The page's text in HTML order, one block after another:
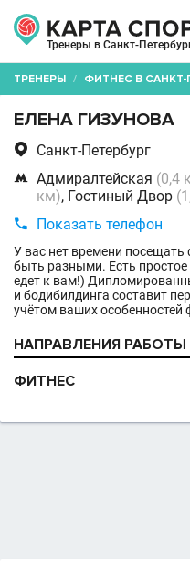
Тренеры в Санкт-
ТРЕНЕРЫ / ФИТНЕС В САНКТ-
ЕЛЕНА ГИЗУНОВА
 Санкт-Петербург
 Адмиралтейская (0,4
км), Гостиный Двор
 Показать телефон
У вас нет времени
быть разными. Есть
едет к вам!)
и бодибилдинга составит
учётом ваших
НАПРАВЛЕНИЯ РАБОТЫ
ФИТНЕС